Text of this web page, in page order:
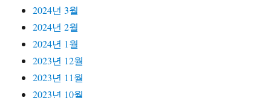
2024년 3월
2024년 2월
2024년 1월
2023년 12월
2023년 11월
2023년 10월